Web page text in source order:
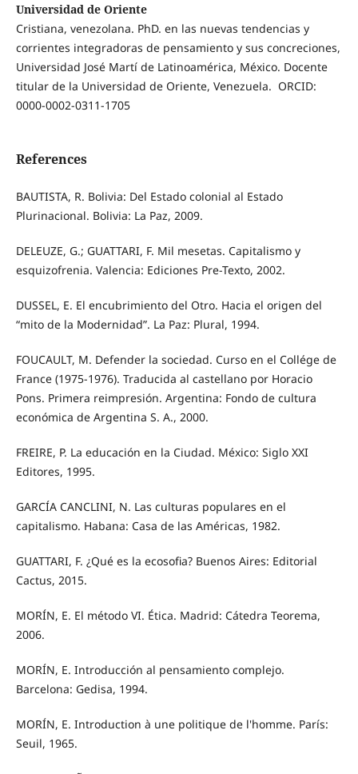
Universidad de Oriente
Cristiana, venezolana. PhD. en las nuevas tendencias y
corrientes integradoras de pensamiento y sus concreciones,
Universidad José Martí de Latinoamérica, México. Docente
titular de la Universidad de Oriente, Venezuela. ORCID:
0000-0002-0311-1705
References
BAUTISTA, R. Bolivia: Del Estado colonial al Estado
Plurinacional. Bolivia: La Paz, 2009.
DELEUZE, G.; GUATTARI, F. Mil mesetas. Capitalismo y
esquizofrenia. Valencia: Ediciones Pre-Texto, 2002.
DUSSEL, E. El encubrimiento del Otro. Hacia el origen del
“mito de la Modernidad”. La Paz: Plural, 1994.
FOUCAULT, M. Defender la sociedad. Curso en el Collége de
France (1975-1976). Traducida al castellano por Horacio
Pons. Primera reimpresión. Argentina: Fondo de cultura
económica de Argentina S. A., 2000.
FREIRE, P. La educación en la Ciudad. México: Siglo XXI
Editores, 1995.
GARCÍA CANCLINI, N. Las culturas populares en el
capitalismo. Habana: Casa de las Américas, 1982.
GUATTARI, F. ¿Qué es la ecosofia? Buenos Aires: Editorial
Cactus, 2015.
MORÍN, E. El método VI. Ética. Madrid: Cátedra Teorema,
2006.
MORÍN, E. Introducción al pensamiento complejo.
Barcelona: Gedisa, 1994.
MORÍN, E. Introduction à une politique de l'homme. París:
Seuil, 1965.